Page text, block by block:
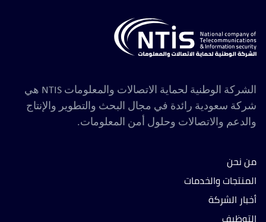
الشركة الوطنية لحماية الاتصالات والمعلومات NTIS هي
شركة سعودية رائدة في مجال البحث والتطوير والإنتاج
والدعم والاتصالات وحلول أمن المعلومات.
من نحن
المنتجات والخدمات
أخبار الشركة